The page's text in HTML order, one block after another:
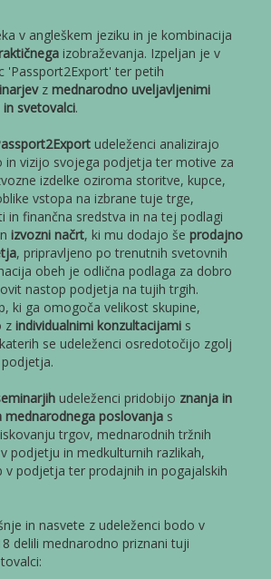
v angleškem jeziku in je kombinacija
izobraževanja. Izpeljan je v
'Passport2Export' ter petih
z mednarodno uveljavljenimi
svetovalci.
udeleženci analizirajo
vizijo svojega podjetja ter motive za
izdelke oziroma storitve, kupce,
vstopa na izbrane tuje trge,
in finančna sredstva in na tej podlagi
izvozni načrt, ki mu dodajo še prodajno
, pripravljeno po trenutnih svetovnih
obeh je odlična podlaga za dobro
nastop podjetja na tujih trgih.
ki ga omogoča velikost skupine,
z individualnimi konzultacijami s
se udeleženci osredotočijo zgolj
udeleženci pridobijo znanja in
mednarodnega poslovanja s
trgov, mednarodnih tržnih
podjetju in medkulturnih razlikah,
v podjetja ter prodajnih in pogajalskih
in nasvete z udeleženci bodo v
delili mednarodno priznani tuji